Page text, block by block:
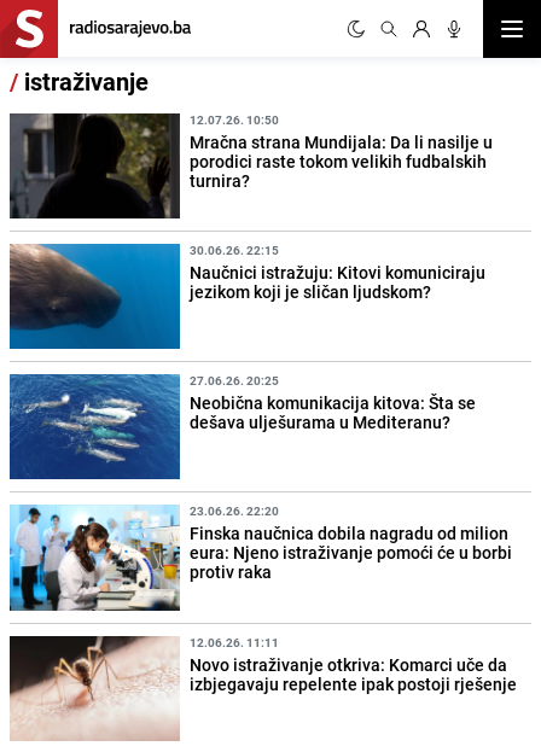
/ istraživanje
12.07.26. 10:50
Mračna strana Mundijala: Da li nasilje u
porodici raste tokom velikih fudbalskih
turnira?
30.06.26. 22:15
Naučnici istražuju: Kitovi komuniciraju
jezikom koji je sličan ljudskom?
27.06.26. 20:25
Neobična komunikacija kitova: Šta se
dešava ulješurama u Mediteranu?
23.06.26. 22:20
Finska naučnica dobila nagradu od milion
eura: Njeno istraživanje pomoći će u borbi
protiv raka
12.06.26. 11:11
Novo istraživanje otkriva: Komarci uče da
izbjegavaju repelente ipak postoji rješenje